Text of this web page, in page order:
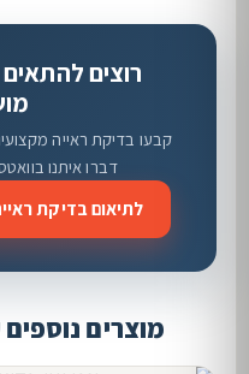
רוצים
קבעו בדיקת ראייה
דברו איתנו
לתיאום בדיקת
מוצרים נוספים